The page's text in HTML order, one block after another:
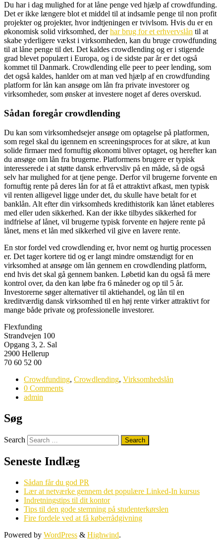
Du har i dag mulighed for at låne penge ved hjælp af crowdfunding.
Det er ikke længere blot et middel til at indsamle penge til non profit
projekter og projekter, hvor indtjeningen er tvivlsom. Hvis du er en
økonomisk solid virksomhed, derhar brug for et erhvervslån til at
skabe yderligere vækst i virksomheden, kan du bruge crowdfunding
til at låne penge til det. Det kaldes crowdlending og er i stigende
grad blevet populært i Europa, og i de sidste par år er det også
kommet til Danmark. Crowdlending elle peer to peer lending, som
det også kaldes, hanlder om at man ved hjælp af en crowdfunding
platform for lån kan ansøge om lån fra private investorer og
virksomheder, som ønsker at investere noget af deres overskud.
Sådan foregår crowdlending
Du kan som virksomhedsejer ansøge om optagelse på platformen,
som regel skal du igennem en screeningsproces for at sikre, at kun
solide firmaer med fornuftig økonomi bliver optaget, og herefter kan
du ansøge om lån fra brugerne. Platformens brugere er typisk
interesserede i at støtte dansk erhvervsliv på en måde, så de også
selv har mulighed for at tjene penge. Derfor vil brugerne forvente en
fornuftig rente på deres lån for at få et attraktivt afkast, men typisk
vil renten alligevel ligge under det, du skulle have betalt for et
banklån. Alt efter din virksomheds kredithistorik kan lånet etableres
med eller uden sikkerhed. Kan der ikke tilbydes sikkerhed for
indfrielse af lånet, vil brugerne typisk forvente en højere rente på
lånet, mens et lån med sikkerhed vil give en lavere rente.
En stor fordel ved crowdlending er, hvor nemt og hurtig processen
er. Det tager kortere tid og er langt mindre omstændigt for en
virksomhed at ansøge om lån gennem en crowdlending platform,
end hvis det skal gå gennem banken. Løbetid kan du også få mere
kontrol over, da den kan løbe fra 6 måneder og op til 5 år.
Investorerne søger alternativer til aktiehandel, og lån til en
kreditværdig dansk virksomhed til en høj rente virker attraktivt for
mange både private og professionelle investorer.
Flexfunding
Strandvejen 100
Opgang 3, 2. Sal
2900 Hellerup
70 60 52 00
Crowdfunding, Crowdlending, Virksomhedslån
0 Comments
admin
Søg
Search
Seneste Indlæg
Sådan får du god PR
Lær at netværke gennem det populære Linked-In kursus
Indretningstips til dit kontor
Tips til den gode stemning på studenterkørslen
Fire fordele ved at få køberrådgivning
Powered by WordPress & Highwind.